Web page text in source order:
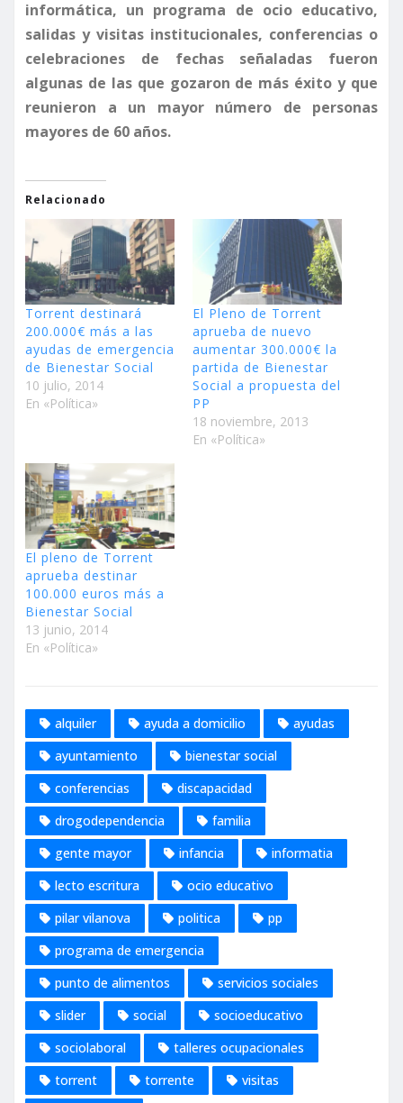
informática, un programa de ocio educativo,
salidas y visitas institucionales, conferencias o
celebraciones de fechas señaladas fueron
algunas de las que gozaron de más éxito y que
reunieron a un mayor número de personas
mayores de 60 años.
Relacionado
Torrent destinará
200.000€ más a las
ayudas de emergencia
de Bienestar Social
10 julio, 2014
En «Política»
El Pleno de Torrent
aprueba de nuevo
aumentar 300.000€ la
partida de Bienestar
Social a propuesta del
PP
18 noviembre, 2013
En «Política»
El pleno de Torrent
aprueba destinar
100.000 euros más a
Bienestar Social
13 junio, 2014
En «Política»
alquiler ayuda a domicilio
ayudas
ayuntamiento
bienestar social
conferencias
discapacidad
drogodependencia
familia
gente mayor
infancia
informatia
lecto escritura
ocio educativo
pilar vilanova
politica
pp
programa de emergencia
punto de alimentos
servicios sociales
slider
social
socioeducativo
sociolaboral
talleres ocupacionales
torrent
torrente
visitas